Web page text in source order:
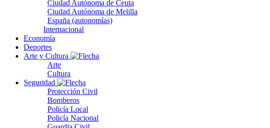
Ciudad Autónoma de Ceuta
Ciudad Autónoma de Melilla
España (autonomías)
Internacional
Economía
Deportes
Arte y Cultura
Arte
Cultura
Seguridad
Protección Civil
Bomberos
Policía Local
Policía Nacional